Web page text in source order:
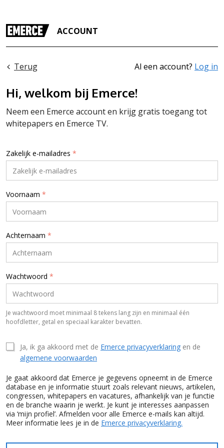
ACCOUNT
Terug Al een account? Log in
Hi, welkom bij Emerce!
Neem een Emerce account en krijg gratis toegang tot
whitepapers en Emerce TV.
Zakelijk e-mailadres *
Voornaam *
Achternaam *
Wachtwoord *
Je wachtwoord moet minimaal 8 tekens lang zijn en minimaal één
hoofdletter, getal en speciaal karakter bevatten.
Ja, ik ga akkoord met de Emerce privacyverklaring en de
algemene voorwaarden
Je gaat akkoord dat Emerce je gegevens opneemt in de Emerce
database en je informatie stuurt zoals relevant nieuws, artikelen,
congressen, whitepapers en vacatures, afhankelijk van je functie
en de branche waarin je werkt. Je kunt je interesses aanpassen
via ‘mijn profiel’. Afmelden voor alle Emerce e-mails kan altijd.
Meer informatie lees je in de Emerce privacyverklaring.